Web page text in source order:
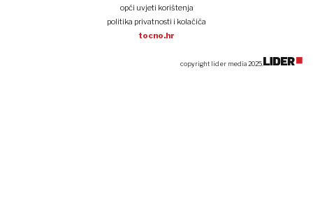
opći uvjeti korištenja
politika privatnosti i kolačića
tocno.hr
copyright lider media 2025.